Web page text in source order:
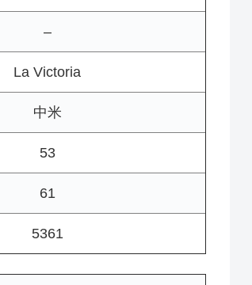
–
La Victoria
中米
53
61
5361